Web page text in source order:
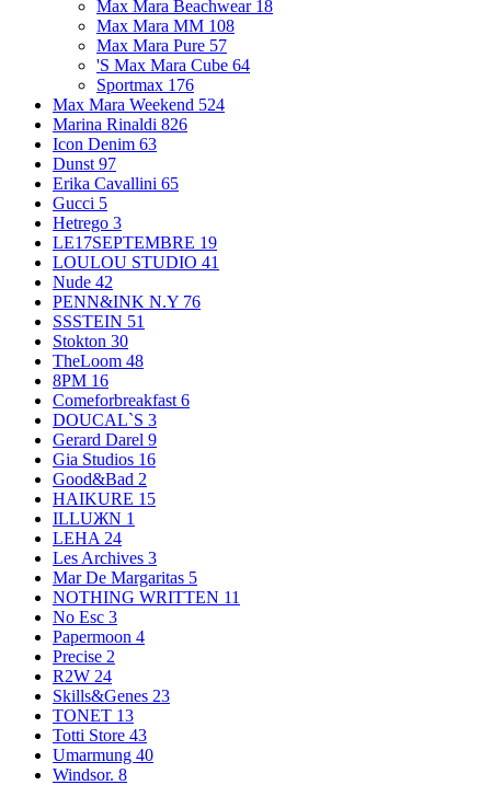
Max Mara Beachwear 18
Max Mara MM 108
Max Mara Pure 57
'S Max Mara Cube 64
Sportmax 176
Max Mara Weekend 524
Marina Rinaldi 826
Icon Denim 63
Dunst 97
Erika Cavallini 65
Gucci 5
Hetrego 3
LE17SEPTEMBRE 19
LOULOU STUDIO 41
Nude 42
PENN&INK N.Y 76
SSSTEIN 51
Stokton 30
TheLoom 48
8PM 16
Comeforbreakfast 6
DOUCAL`S 3
Gerard Darel 9
Gia Studios 16
Good&Bad 2
HAIKURE 15
ILLUЖN 1
LEHA 24
Les Archives 3
Mar De Margaritas 5
NOTHING WRITTEN 11
No Esc 3
Papermoon 4
Precise 2
R2W 24
Skills&Genes 23
TONET 13
Totti Store 43
Umarmung 40
Windsor. 8